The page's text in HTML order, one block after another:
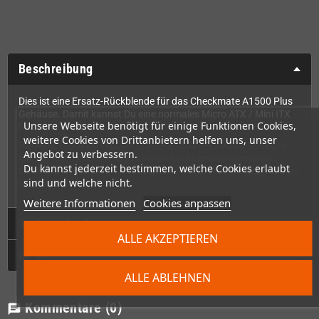
Unsere Webseite benötigt für einige Funktionen Cookies,
weitere Cookies von Drittanbietern helfen uns, unser
Angebot zu verbessern.
Du kannst jederzeit bestimmen, welche Cookies erlaubt
sind und welche nicht.
Weitere Informationen Cookies anpassen
ALLE ABLEHNEN
ALLE AKZEPTIEREN
Beschreibung
Dies ist eine Ersatz-Rückblende für das Checkmate A1500 Plus
Motherboard einbauen.
Hinweis: Wenn Du ein Checkmate A1500 Plus Basis-Gehäuse
kaufst, wird bereits eine passende Rückblende mitgeliefert.
Diese hier benötigst Du also eigentlich nur, wenn Du einen Ersatz
benötigtst,
Technische Daten
GPSR
chat Kommentare (0)